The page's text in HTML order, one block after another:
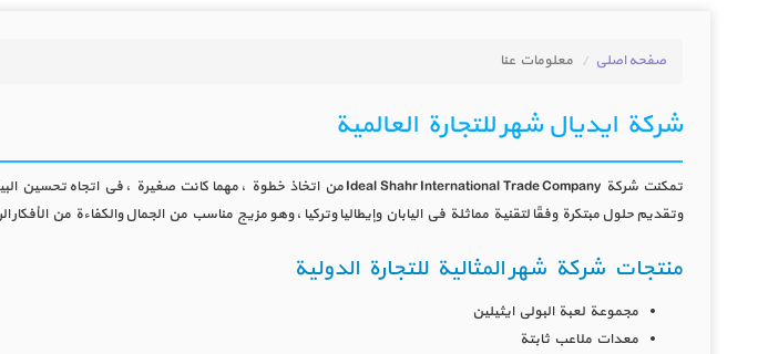
صفحه اصلی معلومات عنا
شركة ايديال شهر للتجارة العالمية
وتقديم حلول مبتكرة وفقًا لتقنية مماثلة في اليابان وإيطاليا وتركيا ، وهو مزيج مناسب من الجمال والكفاءة من
منتجات شركة شهر المثالية للتجارة الدولية
مجموعة لعبة البولي ايثيلين
معدات ملاعب ثابتة